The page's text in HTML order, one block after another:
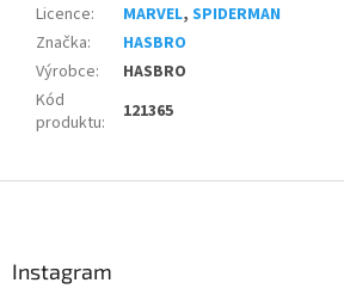
Licence: MARVEL, SPIDERMAN
Značka:
HASBRO
Výrobce:
HASBRO
Kód
produktu: 121365
Instagram